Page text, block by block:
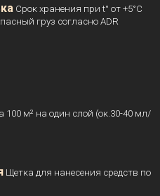
Срок хранения при t° от +5°C
груз согласно ADR
100 м² на один слой (ок.30-40 мл/
Щетка для нанесения средств по